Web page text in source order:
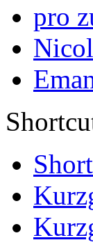
pro